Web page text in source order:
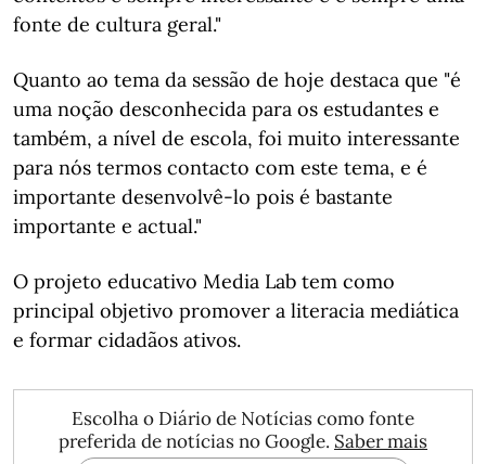
fonte de cultura geral."
Quanto ao tema da sessão de hoje destaca que "é
uma noção desconhecida para os estudantes e
também, a nível de escola, foi muito interessante
para nós termos contacto com este tema, e é
importante desenvolvê-lo pois é bastante
importante e actual."
O projeto educativo Media Lab tem como
principal objetivo promover a literacia mediática
e formar cidadãos ativos.
Escolha o Diário de Notícias como fonte
preferida de notícias no Google. Saber mais